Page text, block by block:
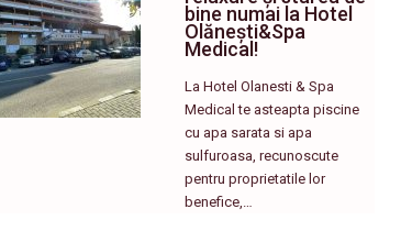
bine numai la Hotel
Olănești&Spa
Medical!
La Hotel Olanesti & Spa
Medical te asteapta piscine
cu apa sarata si apa
sulfuroasa, recunoscute
pentru proprietatile lor
benefice,…